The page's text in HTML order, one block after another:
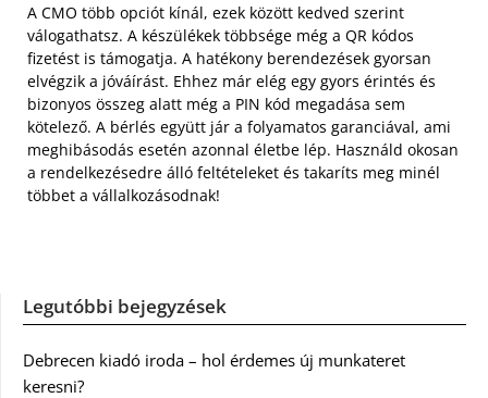
A CMO több opciót kínál, ezek között kedved szerint
válogathatsz. A készülékek többsége még a QR kódos
fizetést is támogatja. A hatékony berendezések gyorsan
elvégzik a jóváírást. Ehhez már elég egy gyors érintés és
bizonyos összeg alatt még a PIN kód megadása sem
kötelező. A bérlés együtt jár a folyamatos garanciával, ami
meghibásodás esetén azonnal életbe lép. Használd okosan
a rendelkezésedre álló feltételeket és takaríts meg minél
többet a vállalkozásodnak!
Legutóbbi bejegyzések
Debrecen kiadó iroda – hol érdemes új munkateret
keresni?